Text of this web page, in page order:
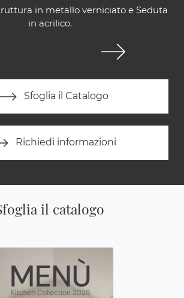
in metallo verniciato e Seduta
in acrilico.
Sfoglia il Catalogo
Richiedi informazioni
il catalogo